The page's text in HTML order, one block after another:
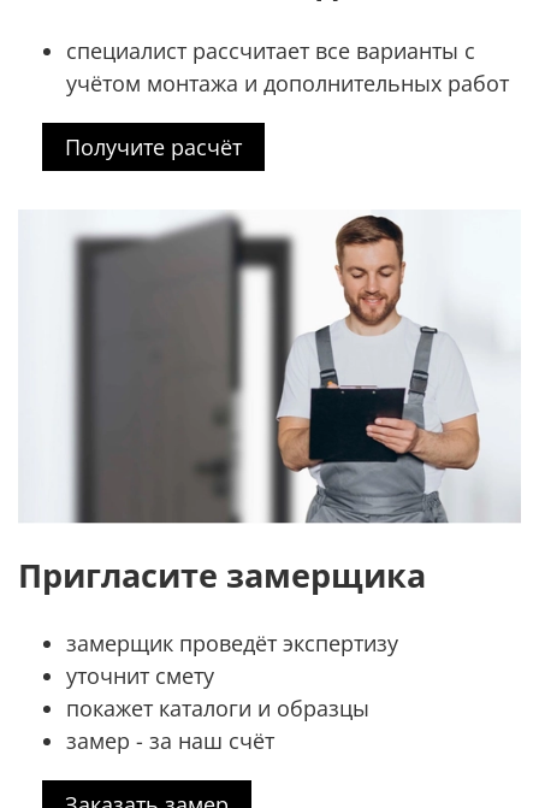
специалист рассчитает все варианты с
учётом монтажа и дополнительных работ
Получите расчёт
Пригласите замерщика
замерщик проведёт экспертизу
уточнит смету
покажет каталоги и образцы
замер - за наш счёт